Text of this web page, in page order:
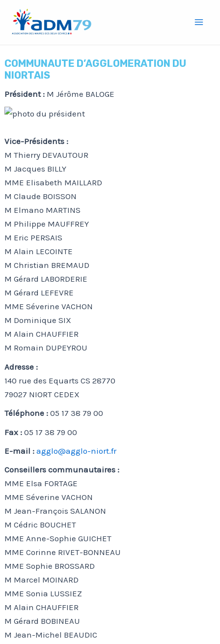
contenu
COMMUNAUTE D’AGGLOMERATION DU
NIORTAIS
Président : M Jérôme BALOGE
Vice-Présidents :
M Thierry DEVAUTOUR
M Jacques BILLY
MME Elisabeth MAILLARD
M Claude BOISSON
M Elmano MARTINS
M Philippe MAUFFREY
M Eric PERSAIS
M Alain LECOINTE
M Christian BREMAUD
M Gérard LABORDERIE
M Gérard LEFEVRE
MME Séverine VACHON
M Dominique SIX
M Alain CHAUFFIER
M Romain DUPEYROU
Adresse :
140 rue des Equarts CS 28770
79027 NIORT CEDEX
Téléphone :05 17 38 79 00
Fax :05 17 38 79 00
E-mail :agglo@agglo-niort.fr
Conseillers communautaires :
MME Elsa FORTAGE
MME Séverine VACHON
M Jean-François SALANON
M Cédric BOUCHET
MME Anne-Sophie GUICHET
MME Corinne RIVET-BONNEAU
MME Sophie BROSSARD
M Marcel MOINARD
MME Sonia LUSSIEZ
M Alain CHAUFFIER
M Gérard BOBINEAU
M Jean-Michel BEAUDIC